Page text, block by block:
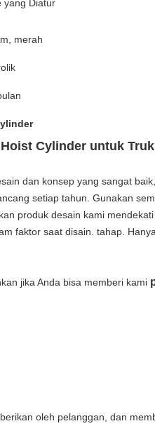
yang Diatur
merah
Cylinder untuk
dan konsep yang sangat
setiap tahun. Gunakan
produk desain kami
faktor saat disain. tahap.
jika Anda bisa memberi kami
oleh pelanggan, dan